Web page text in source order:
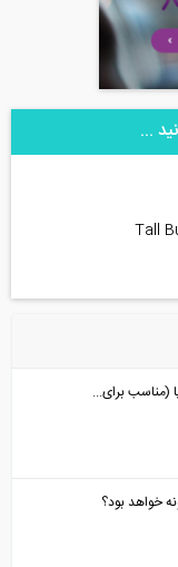
(مناسب برای...
خواهد بود؟